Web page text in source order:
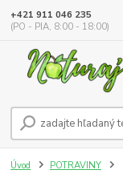
+421 911 046 235
(PO - PIA, 8:00 - 18:00)
Úvod POTRAVINY